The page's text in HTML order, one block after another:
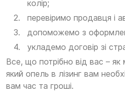
колір;
перевіримо продавця і
допоможемо з
укладемо договір зі
Все, що потрібно від вас –
який опель в лізинг вам
вам час та гроші.